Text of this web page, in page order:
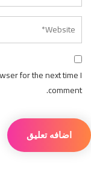
for the next time I
comment.